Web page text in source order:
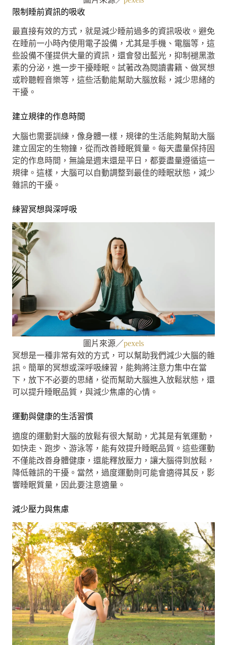
限制睡前資訊的吸收
最直接有效的方式，就是減少睡前過多的資訊吸收。避免
在睡前一小時內使用電子設備，尤其是手機、電腦等，這
些設備不僅提供大量的資訊，還會發出藍光，抑制褪黑激
素的分泌，進一步干擾睡眠。試著改為閱讀書籍、做冥想
或聆聽輕音樂等，這些活動能幫助大腦放鬆，減少思緒的
干擾。
建立規律的作息時間
大腦也需要訓練，像身體一樣，規律的生活能夠幫助大腦
建立固定的生物鐘，從而改善睡眠質量。每天盡量保持固
定的作息時間，無論是週末還是平日，都要盡量遵循這一
規律。這樣，大腦可以自動調整到最佳的睡眠狀態，減少
雜訊的干擾。
練習冥想與深呼吸
圖片來源／pexels
冥想是一種非常有效的方式，可以幫助我們減少大腦的雜
訊。簡單的冥想或深呼吸練習，能夠將注意力集中在當
下，放下不必要的思緒，從而幫助大腦進入放鬆狀態，還
可以提升睡眠品質，與減少焦慮的心情。
運動與健康的生活習慣
適度的運動對大腦的放鬆有很大幫助，尤其是有氧運動，
如快走、跑步、游泳等，能有效提升睡眠品質。這些運動
不僅能改善身體健康，還能釋放壓力，讓大腦得到放鬆，
降低雜訊的干擾。當然，過度運動則可能會適得其反，影
響睡眠質量，因此要注意適量。
減少壓力與焦慮